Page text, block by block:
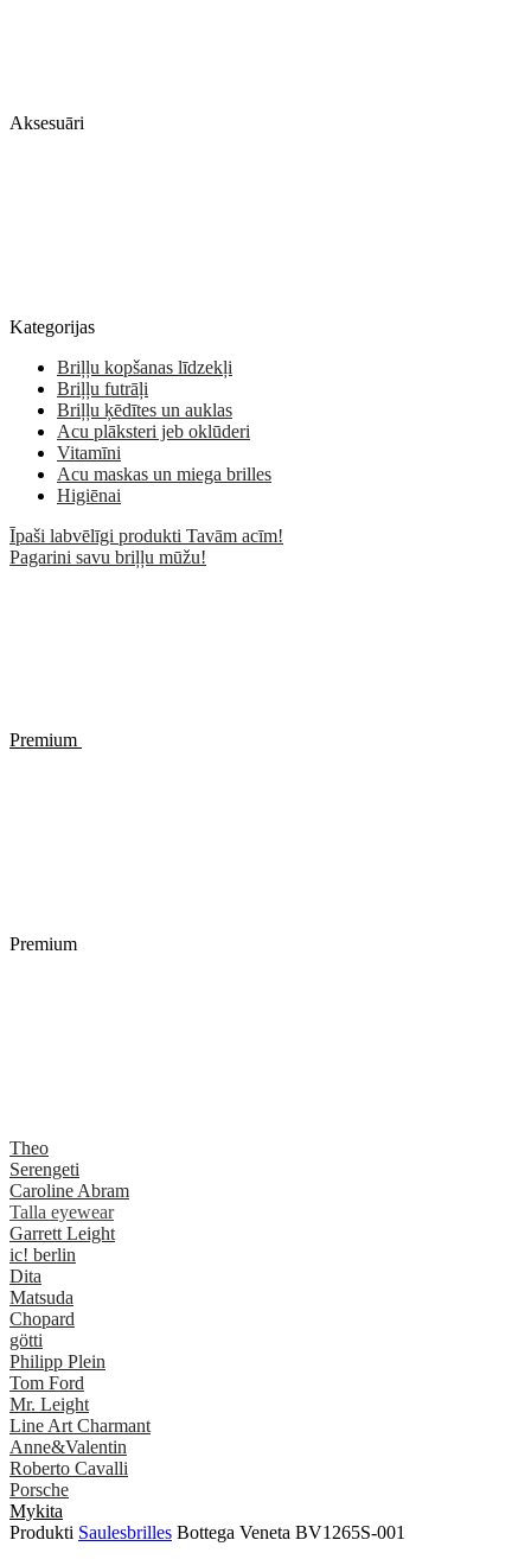
Aksesuāri
Kategorijas
Briļļu kopšanas līdzekļi
Briļļu futrāļi
Briļļu ķēdītes un auklas
Acu plāksteri jeb oklūderi
Vitamīni
Acu maskas un miega brilles
Higiēnai
Īpaši labvēlīgi produkti Tavām acīm!
Pagarini savu briļļu mūžu!
Premium
Premium
Theo
Serengeti
Caroline Abram
Talla eyewear
Garrett Leight
ic! berlin
Dita
Matsuda
Chopard
götti
Philipp Plein
Tom Ford
Mr. Leight
Line Art Charmant
Anne&Valentin
Roberto Cavalli
Porsche
Mykita
Produkti Saulesbrilles Bottega Veneta BV1265S-001